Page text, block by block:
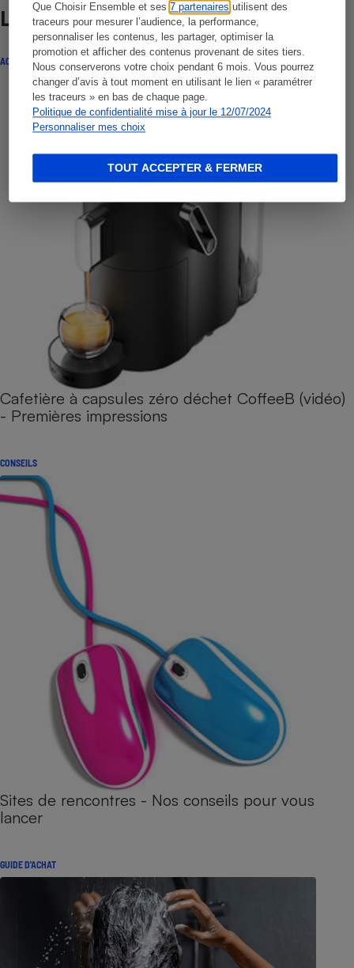
Que Choisir Ensemble et ses7 partenaires utilisent des
traceurs pour mesurer l’audience, la performance,
personnaliser les contenus, les partager, optimiser la
promotion et afficher des contenus provenant de sites tiers.
Nous conserverons votre choix pendant 6 mois. Vous pourrez
changer d’avis à tout moment en utilisant le lien « paramétrer
les traceurs » en bas de chaque page.
Politique de confidentialité mise à jour le 12/07/2024
Personnaliser mes choix
TOUT ACCEPTER & FERMER
Lire aussi
ACTUALITÉ
Cafetière à capsules zéro déchet CoffeeB (vidéo)
- Premières impressions
CONSEILS
Sites de rencontres - Nos conseils pour vous
lancer
GUIDE D'ACHAT